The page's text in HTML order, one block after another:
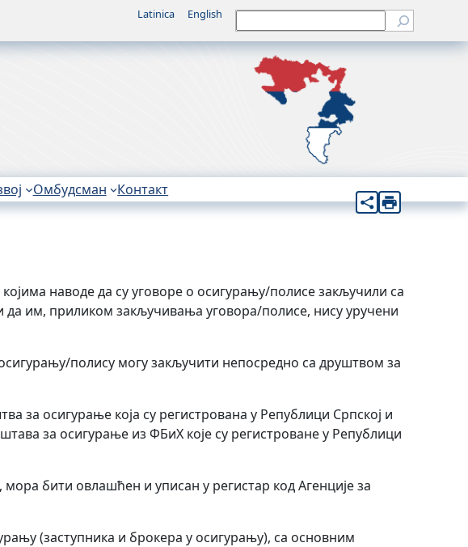
Latinica English Претрага
Омбудсман Контакт
наводе да су уговоре о осигурању/полисе закључили са
да им, приликом закључивања уговора/полисе, нису уручени
полису могу закључити непосредно са друштвом за
за осигурање која су регистрована у Републици Српској и
за осигурање из ФБиХ које су регистроване у Републици
бити овлашћен и уписан у регистар код Агенције за
(заступника и брокера у осигурању), са основним